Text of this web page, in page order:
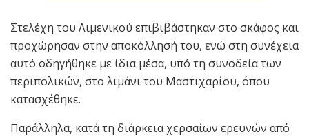
Στελέχη του Λιμενικού επιβιβάστηκαν στο σκάφος και
προχώρησαν στην αποκόλλησή του, ενώ στη συνέχεια
αυτό οδηγήθηκε με ίδια μέσα, υπό τη συνοδεία των
περιπολικών, στο λιμάνι του Μαστιχαρίου, όπου
κατασχέθηκε.
Παράλληλα, κατά τη διάρκεια χερσαίων ερευνών από